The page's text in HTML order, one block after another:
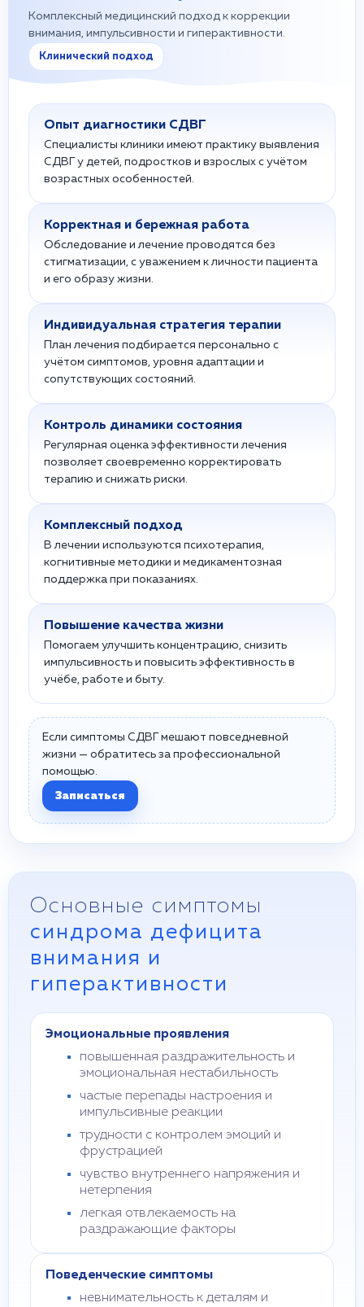
Комплексный медицинский подход к коррекции
внимания, импульсивности и гиперактивности.
Клинический подход
Опыт диагностики СДВГ
Специалисты клиники имеют практику выявления
СДВГ у детей, подростков и взрослых с учётом
возрастных особенностей.
Корректная и бережная работа
Обследование и лечение проводятся без
стигматизации, с уважением к личности пациента
и его образу жизни.
Индивидуальная стратегия терапии
План лечения подбирается персонально с
учётом симптомов, уровня адаптации и
сопутствующих состояний.
Контроль динамики состояния
Регулярная оценка эффективности лечения
позволяет своевременно корректировать
терапию и снижать риски.
Комплексный подход
В лечении используются психотерапия,
когнитивные методики и медикаментозная
поддержка при показаниях.
Повышение качества жизни
Помогаем улучшить концентрацию, снизить
импульсивность и повысить эффективность в
учёбе, работе и быту.
Если симптомы СДВГ мешают повседневной
жизни — обратитесь за профессиональной
помощью.
Записаться
Основные симптомы
синдрома дефицита
внимания и
гиперактивности
Эмоциональные проявления
повышенная раздражительность и
эмоциональная нестабильность
частые перепады настроения и
импульсивные реакции
трудности с контролем эмоций и
фрустрацией
чувство внутреннего напряжения и
нетерпения
легкая отвлекаемость на
раздражающие факторы
Поведенческие симптомы
невнимательность к деталям и